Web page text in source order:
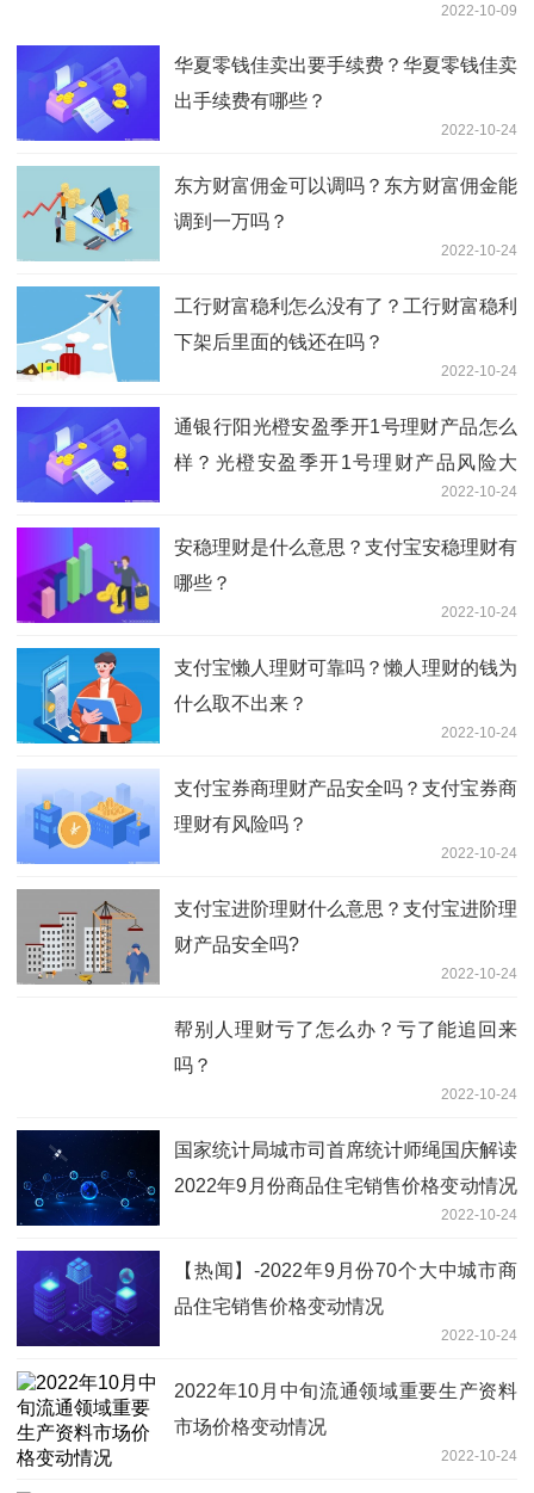
2022-10-09
华夏零钱佳卖出要手续费？华夏零钱佳卖
出手续费有哪些？
2022-10-24
东方财富佣金可以调吗？东方财富佣金能
调到一万吗？
2022-10-24
工行财富稳利怎么没有了？工行财富稳利
下架后里面的钱还在吗？
2022-10-24
通银行阳光橙安盈季开1号理财产品怎么
样？光橙安盈季开1号理财产品风险大
2022-10-24
安稳理财是什么意思？支付宝安稳理财有
哪些？
2022-10-24
支付宝懒人理财可靠吗？懒人理财的钱为
什么取不出来？
2022-10-24
支付宝券商理财产品安全吗？支付宝券商
理财有风险吗？
2022-10-24
支付宝进阶理财什么意思？支付宝进阶理
财产品安全吗?
2022-10-24
帮别人理财亏了怎么办？亏了能追回来
吗？
2022-10-24
国家统计局城市司首席统计师绳国庆解读
2022年9月份商品住宅销售价格变动情况
2022-10-24
【热闻】-2022年9月份70个大中城市商
品住宅销售价格变动情况
2022-10-24
2022年10月中旬流通领域重要生产资料
市场价格变动情况
2022-10-24